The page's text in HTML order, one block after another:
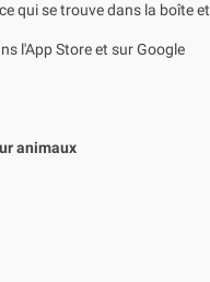
qui se trouve dans la boîte et
l'App Store et sur Google
animaux